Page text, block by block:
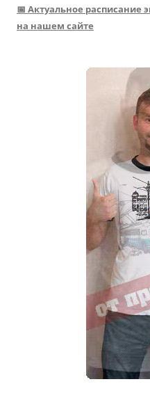
📅 Актуальное расписание
на нашем сайте